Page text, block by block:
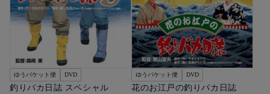
ゆうパケット便 DVD
釣りバカ日誌 スペシャル
ゆうパケット便 DVD
花のお江戸の釣りバカ日誌